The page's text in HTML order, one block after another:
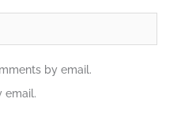
by email.
email.